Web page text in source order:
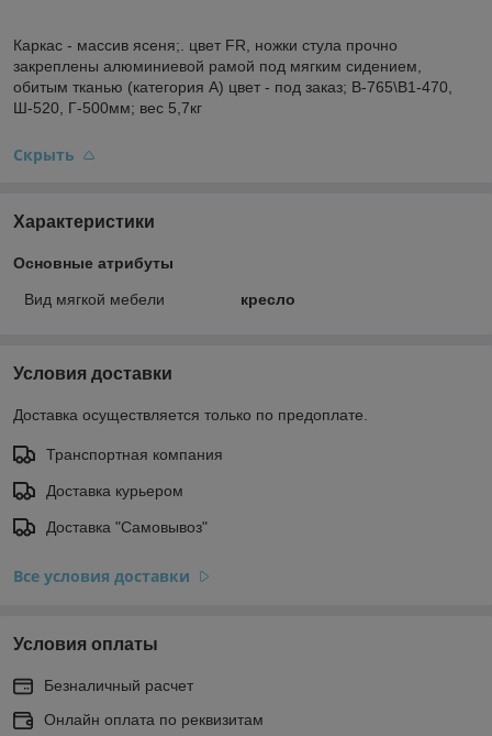
Каркас - массив ясеня;. цвет FR, ножки стула прочно
закреплены алюминиевой рамой под мягким сидением,
обитым тканью (категория А) цвет - под заказ; В-765\В1-470,
Ш-520, Г-500мм; вес 5,7кг
Скрыть
Характеристики
Основные атрибуты
Вид мягкой мебели кресло
Условия доставки
Доставка осуществляется только по предоплате.
Транспортная компания
Доставка курьером
Доставка "Самовывоз"
Все условия доставки
Условия оплаты
Безналичный расчет
Онлайн оплата по реквизитам